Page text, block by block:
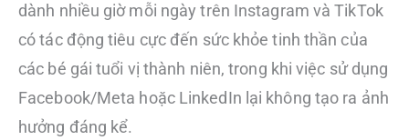
dành nhiều giờ mỗi ngày trên Instagram và TikTok
có tác động tiêu cực đến sức khỏe tinh thần của
các bé gái tuổi vị thành niên, trong khi việc sử dụng
Facebook/Meta hoặc LinkedIn lại không tạo ra ảnh
hưởng đáng kể.